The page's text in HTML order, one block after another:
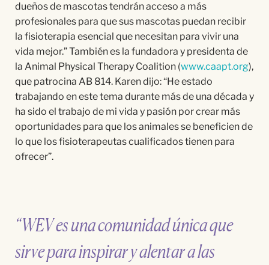
dueños de mascotas tendrán acceso a más
profesionales para que sus mascotas puedan recibir
la fisioterapia esencial que necesitan para vivir una
vida mejor.” También es la fundadora y presidenta de
la Animal Physical Therapy Coalition (www.caapt.org),
que patrocina AB 814. Karen dijo: “He estado
trabajando en este tema durante más de una década y
ha sido el trabajo de mi vida y pasión por crear más
oportunidades para que los animales se beneficien de
lo que los fisioterapeutas cualificados tienen para
ofrecer”.
“WEV es una comunidad única que
sirve para inspirar y alentar a las